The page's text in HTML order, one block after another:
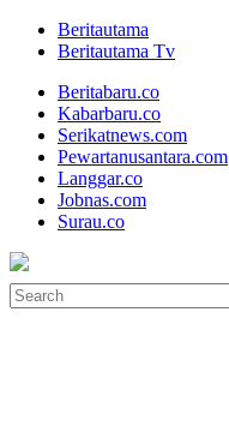
Beritautama
Beritautama Tv
Beritabaru.co
Kabarbaru.co
Serikatnews.com
Pewartanusantara.com
Langgar.co
Jobnas.com
Surau.co